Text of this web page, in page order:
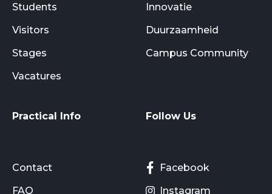
Students
Visitors
Stages
Vacatures
Innovatie
Duurzaamheid
Campus Community
Practical Info
Contact
FAQ
Follow Us
Facebook
Instagram